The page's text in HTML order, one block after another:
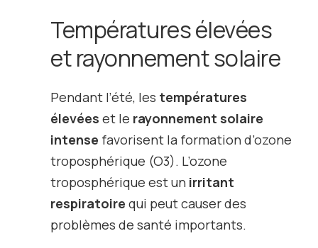
Températures élevées
et rayonnement solaire
Pendant l’été, les températures
élevées et le rayonnement solaire
intense favorisent la formation d’ozone
troposphérique (O3). L’ozone
troposphérique est un irritant
respiratoire qui peut causer des
problèmes de santé importants.